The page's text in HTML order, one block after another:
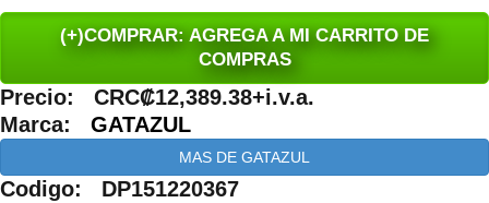
(+)COMPRAR: AGREGA A MI CARRITO DE
COMPRAS
Precio: CRC₡12,389.38+i.v.a.
Marca: GATAZUL
MAS DE GATAZUL
Codigo: DP151220367